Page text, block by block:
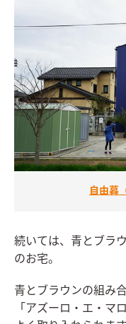
自由暮
続いては、青とブラ
のお宅。
青とブラウンの組み
「アズーロ・エ・マ